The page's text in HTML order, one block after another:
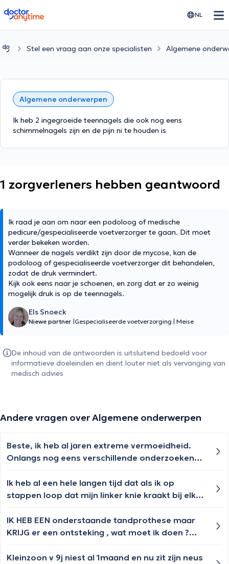
doctoranytime NL
Stel een vraag aan onze specialisten Algemene
Algemene onderwerpen
Ik heb 2 ingegroeide teennagels die ook nog eens
schimmelnagels zijn en de pijn ni te houden is
1 zorgverleners hebben geantwoord
Ik raad je aan om naar een podoloog of medische
pedicure/gespecialiseerde voetverzorger te gaan. Dit moet
verder bekeken worden.
Wanneer de nagels verdikt zijn door de mycose, kan de
podoloog of gespecialiseerde voetverzorger dit behandelen,
zodat de druk vermindert.
Kijk ook eens naar je schoenen, en zorg dat er zo weinig
mogelijk druk is op de teennagels.
Els Snoeck
Niewe partner Gespecialiseerde voetverzorging Meise
De inhoud van de antwoorden is uitsluitend bedoeld voor
informatieve doeleinden en dient louter niet als vervanging van
medisch advies
Andere vragen over Algemene onderwerpen
Beste, ik heb al jaren extreme vermoeidheid.
Onlangs nog eens verschillende onderzoeken
jaren in behandeling bij psychiater en
psycholoog. Waar kan ik nog terecht? Alvast
Ik heb al een hele langen tijd dat als ik op
stappen loop dat mijn linker knie kraakt bij elke
kraak voel ik tot in mijn nek. Wat kan dit zijn?
IK HEB EEN onderstaande tandprothese maar
KRIJG er een ontsteking , wat moet ik doen ?
moet ik doen ?
Kleinzoon v 9j niest al 1maand en nu zit zijn neus